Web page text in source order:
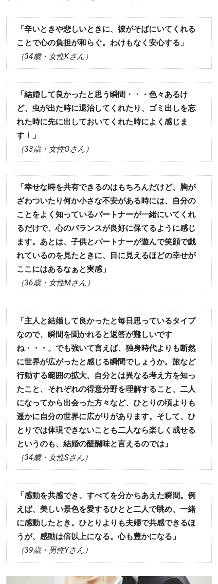
「辛いときや悲しいときに、彼がそばにいてくれる
ことで心の負担が和らぐ。わけもなく安心する」
（34歳・女性Kさん）
「結婚して良かったと思う瞬間・・・色々あるけ
ど、虫が出た時に退治してくれたり、ゴミ出しを忘
れた時に先に出しておいてくれた時によく感じま
す！」
（33歳・女性Oさん）
「幸せな時を共有できるのはもちろんだけど、胸が
ざわついたり何か小さな不安がある時には、自分の
ことをよく知っているパートナーが一緒にいてくれ
るだけで、心のバランスが良好に保てるように感じ
ます。あとは、子供とパートナーが遊んで笑顔で戯
れているのを見たときに、目に見えるほどの幸せが
ここにはあるなぁと実感」
（36歳・女性Mさん）
「主人と結婚して良かったと毎日思っているタイプ
なので、瞬間を聞かれると返答が難しいです
ね・・・。でも強いて言えば、独身時代よりも断然
に世界が広がったと感じる瞬間でしょうか。旅など
行動する範囲の拡大、自分とは異なる考え方を知っ
たこと、それぞれの得意分野を理解すること、二人
になってから出会った方々など、ひとりの頃よりも
遥かに自分の世界に広がりがあります。そして、ひ
とりでは体現できないことも二人なら楽しく成せる
というのも、結婚の醍醐味と言えるのでは」
（34歳・女性Sさん）
「感動を共感でき、すべてを分かちあえた瞬間。例
えば、美しい景色を愛するひとと二人で眺め、一緒
に感動したとき。ひとりよりも夫婦で共感できるほ
うが、感動は倍以上になる。心も豊かになる」
（39歳・男性Yさん）